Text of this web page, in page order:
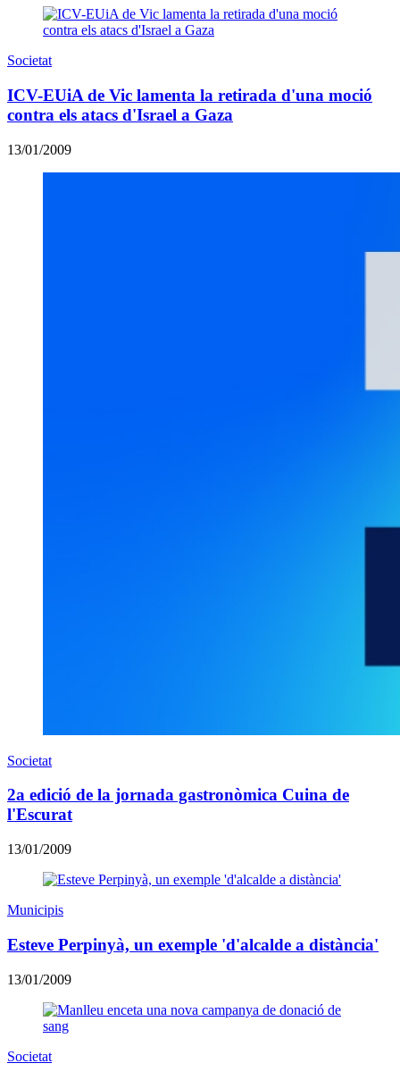
Societat
ICV-EUiA de Vic lamenta la retirada d'una moció
contra els atacs d'Israel a Gaza
13/01/2009
Societat
2a edició de la jornada gastronòmica Cuina de
l'Escurat
13/01/2009
Municipis
Esteve Perpinyà, un exemple 'd'alcalde a distància'
13/01/2009
Societat